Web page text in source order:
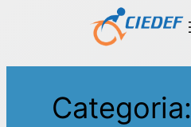
Categoria: